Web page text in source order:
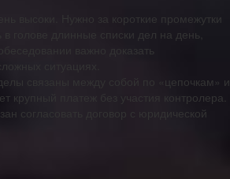
высоки. Нужно за короткие промежутки
длинные списки дел на день,
важно доказать
ситуациях.
связаны между собой по «цепочкам» и
крупный платеж без участия контролера.
согласовать договор с юридической